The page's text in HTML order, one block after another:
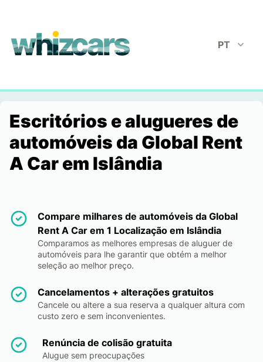
whizcars.com
PT
Escritórios e alugueres de
automóveis da Global Rent
A Car em Islândia
Compare milhares de automóveis da Global
Rent A Car em 1 Localização em Islândia
Comparamos as melhores empresas de aluguer de
automóveis para lhe garantir que obtém a melhor
seleção ao melhor preço.
Cancelamentos + alterações gratuitos
Cancele ou altere a sua reserva a qualquer altura com
custo zero e sem inconvenientes.
Renúncia de colisão gratuita
Alugue sem preocupações